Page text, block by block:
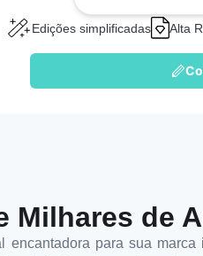
Edições simplificadas Alta
Milhares de
encantadora para sua